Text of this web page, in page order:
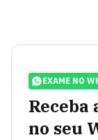
EXAME NO
Receba
no seu